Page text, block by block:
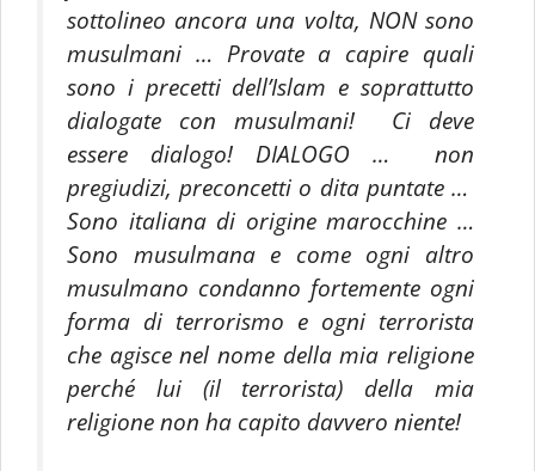
sottolineo ancora una volta, NON sono
musulmani … Provate a capire quali
sono i precetti dell’Islam e soprattutto
dialogate con musulmani! Ci deve
essere dialogo! DIALOGO … non
pregiudizi, preconcetti o dita puntate …
Sono italiana di origine marocchine …
Sono musulmana e come ogni altro
musulmano condanno fortemente ogni
forma di terrorismo e ogni terrorista
che agisce nel nome della mia religione
perché lui (il terrorista) della mia
religione non ha capito davvero niente!